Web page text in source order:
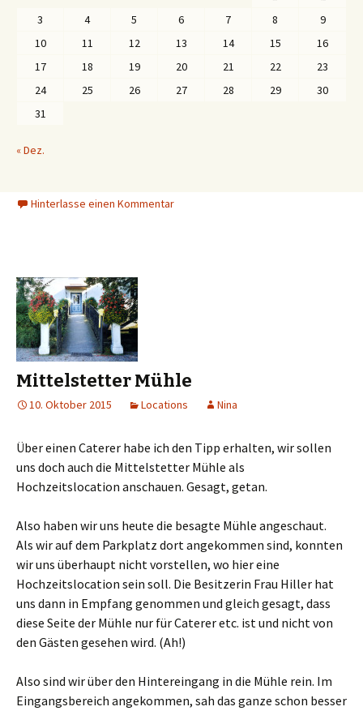
3
4 5 6 7 8
9
10
11 12 13 14 15
16
17
18 19 20 21 22
23
24
25 26 27 28 29
30
31
« Dez.
Hinterlasse einen Kommentar
Mittelstetter Mühle
10. Oktober 2015 Locations Nina
Über einen Caterer habe ich den Tipp erhalten, wir sollen
uns doch auch die Mittelstetter Mühle als
Hochzeitslocation anschauen. Gesagt, getan.
Also haben wir uns heute die besagte Mühle angeschaut.
Als wir auf dem Parkplatz dort angekommen sind, konnten
wir uns überhaupt nicht vorstellen, wo hier eine
Hochzeitslocation sein soll. Die Besitzerin Frau Hiller hat
uns dann in Empfang genommen und gleich gesagt, dass
diese Seite der Mühle nur für Caterer etc. ist und nicht von
den Gästen gesehen wird. (Ah!)
Also sind wir über den Hintereingang in die Mühle rein. Im
Eingangsbereich angekommen, sah das ganze schon besser